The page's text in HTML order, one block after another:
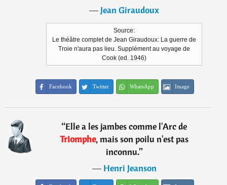
―Jean Giraudoux
Source:
Le théâtre complet de Jean Giraudoux: La guerre de
Troie n'aura pas lieu. Supplément au voyage de
Cook (ed. 1946)
Facebook Twitter WhatsApp Image
“Elle a les jambes comme l'Arc de
Triomphe, mais son poilu n'est pas
inconnu.”
―Henri Jeanson